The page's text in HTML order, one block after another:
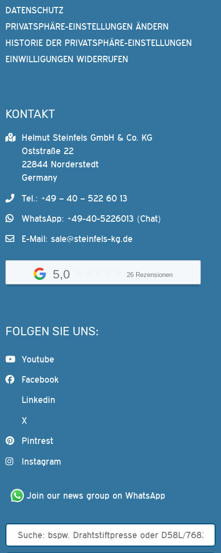
DATENSCHUTZ
PRIVATSPHÄRE-EINSTELLUNGEN ÄNDERN
HISTORIE DER PRIVATSPHÄRE-EINSTELLUNGEN
EINWILLIGUNGEN WIDERRUFEN
KONTAKT
Helmut Steinfels GmbH & Co. KG
Oststraße 22
22844 Norderstedt
Germany
Tel.: +49 – 40 – 522 60 13
WhatsApp: +49-40-5226013 (Chat)
E-Mail: sale@steinfels-kg.de
5,0 26 Rezensionen
FOLGEN SIE UNS:
Youtube
Facebook
Linkedin
X
Pintrest
Instagram
Join our news group on WhatsApp